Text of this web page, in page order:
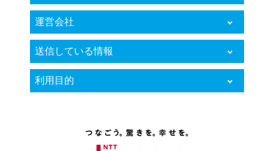
KARTE RightSupport
運営会社
株式会社プレイド
送信している情報
お客様個人に関するデータ
（クッキー、IPアドレス情報、ウェブサイ
ジェント、リファラを含みます。）
利用目的
告等の表示、電子メール、SMS、オンライ
ンチャット、ブラウザ上での通知等の方法